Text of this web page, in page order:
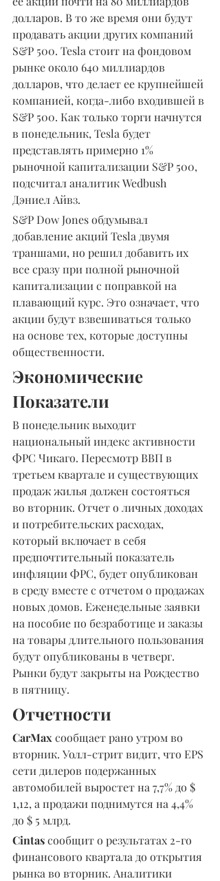
долларов. В то же время они будут
продавать акции других компаний
S&P 500. Tesla стоит на фондовом
рынке около 640 миллиардов
долларов, что делает ее крупнейшей
компанией, когда-либо входившей в
S&P 500. Как только торги начнутся
в понедельник, Tesla будет
представлять примерно 1%
рыночной капитализации S&P 500,
подсчитал аналитик Wedbush
Дэниел Айвз.
S&P Dow Jones обдумывал
добавление акций Tesla двумя
траншами, но решил добавить их
все сразу при полной рыночной
капитализации с поправкой на
плавающий курс. Это означает, что
акции будут взвешиваться только
на основе тех, которые доступны
общественности.
Экономические
Показатели
В понедельник выходит
национальный индекс активности
ФРС Чикаго. Пересмотр ВВП в
третьем квартале и существующих
продаж жилья должен состояться
во вторник. Отчет о личных доходах
и потребительских расходах,
который включает в себя
предпочтительный показатель
инфляции ФРС, будет опубликован
в среду вместе с отчетом о продажах
новых домов. Еженедельные заявки
на пособие по безработице и заказы
на товары длительного пользования
будут опубликованы в четверг.
Рынки будут закрыты на Рождество
в пятницу.
Отчетности
CarMax сообщает рано утром во
вторник. Уолл-стрит видит, что EPS
сети дилеров подержанных
автомобилей выростет на 7,7% до $
1,12, а продажи поднимутся на 4,4%
до $ 5 млрд.
Cintas сообщит о результатах 2-го
финансового квартала до открытия
рынка во вторник. Аналитики